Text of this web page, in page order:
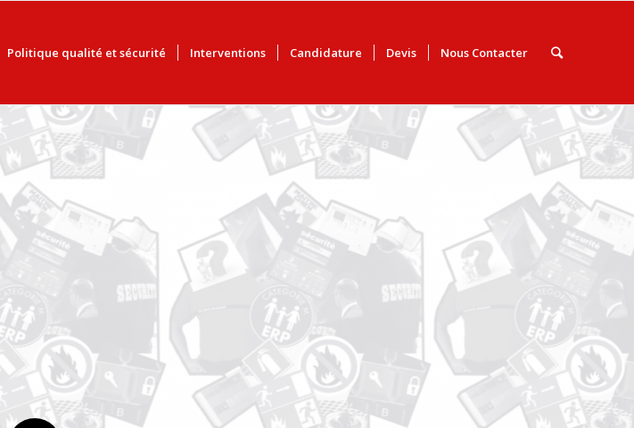
Politique qualité et sécurité Interventions Candidature Devis Nous Contacter